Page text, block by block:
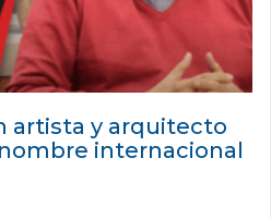
artista y arquitecto
internacional